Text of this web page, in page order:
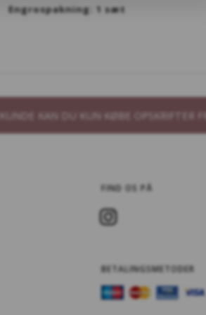
Engrospakning: 1 sæt
KAN DU KUN KØBE OPSKRIFTER
FIND OS PÅ
BETALINGSMETODER